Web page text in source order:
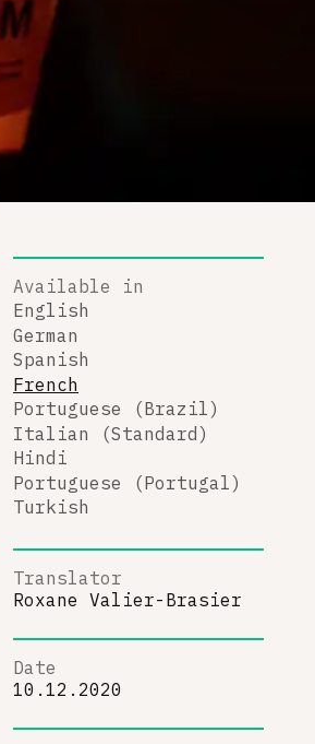
Available in
English
German
Spanish
French
Portuguese (Brazil)
Italian (Standard)
Hindi
Portuguese (Portugal)
Turkish
Translator
Roxane Valier-Brasier
Date
10.12.2020